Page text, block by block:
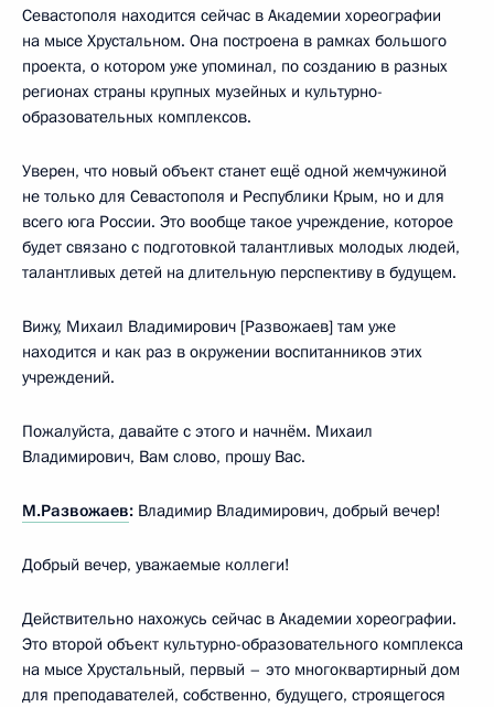
Севастополя находится сейчас в Академии хореографии
на мысе Хрустальном. Она построена в рамках большого
проекта, о котором уже упоминал, по созданию в разных
регионах страны крупных музейных и культурно-
образовательных комплексов.
Уверен, что новый объект станет ещё одной жемчужиной
не только для Севастополя и Республики Крым, но и для
всего юга России. Это вообще такое учреждение, которое
будет связано с подготовкой талантливых молодых людей,
талантливых детей на длительную перспективу в будущем.
Вижу, Михаил Владимирович [Развожаев] там уже
находится и как раз в окружении воспитанников этих
учреждений.
Пожалуйста, давайте с этого и начнём. Михаил
Владимирович, Вам слово, прошу Вас.
М.Развожаев: Владимир Владимирович, добрый вечер!
Добрый вечер, уважаемые коллеги!
Действительно нахожусь сейчас в Академии хореографии.
Это второй объект культурно-образовательного комплекса
на мысе Хрустальный, первый – это многоквартирный дом
для преподавателей, собственно, будущего, строящегося